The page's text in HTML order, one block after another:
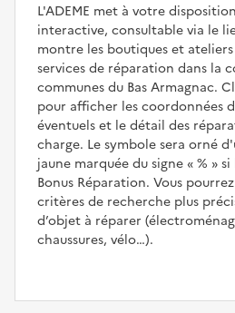
L'ADEME met à votre
interactive, consultable via le
montre les boutiques et
services de réparation dans la
communes du Bas Armagnac.
pour afficher les coordonnées
éventuels et le détail des
charge. Le symbole sera orné
jaune marquée du signe
%
si
Bonus Réparation. Vous
critères de recherche plus
d’objet à réparer
chaussures, vélo…).